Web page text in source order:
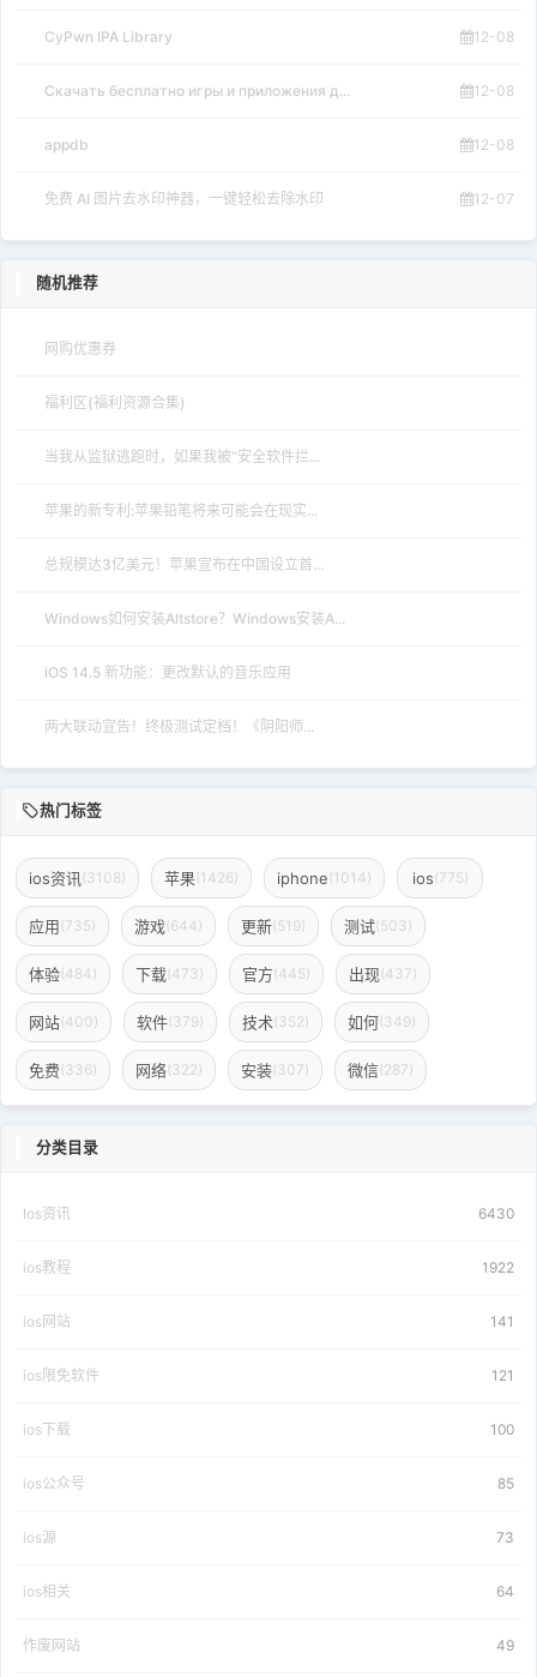
CyPwn IPA Library 12-08
Скачать бесплатно игры и приложения д... 12-08
appdb 12-08
免费 AI 图片去水印神器，一键轻松去除水印 12-07
随机推荐
网购优惠券
福利区(福利资源合集)
当我从监狱逃跑时，如果我被“安全软件拦...
苹果的新专利:苹果铅笔将来可能会在现实...
总规模达3亿美元！苹果宣布在中国设立首...
Windows如何安装Altstore？Windows安装A...
iOS 14.5 新功能：更改默认的音乐应用
两大联动宣告！终极测试定档！《阴阳师...
热门标签
ios资讯 (3108) 苹果(1426) iphone(1014) ios(775)
应用(735) 游戏(644) 更新(519) 测试(503)
体验(484) 下载(473) 官方(445) 出现(437)
网站(400) 软件(379) 技术(352) 如何(349)
免费(336) 网络(322) 安装(307) 微信(287)
分类目录
Ios资讯 6430
ios教程 1922
ios网站 141
ios限免软件 121
ios下载 100
ios公众号 85
ios源 73
ios相关 64
作废网站 49